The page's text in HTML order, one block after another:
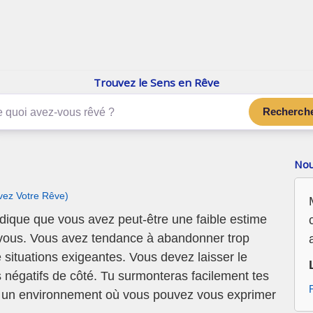
Trouvez le Sens en Rêve
Votre Rêve)
que vous avez peut-être une faible estime
Vous avez tendance à abandonner trop
exigeantes. Vous devez laisser le
de côté. Tu surmonteras facilement tes
environnement où vous pouvez vous exprimer